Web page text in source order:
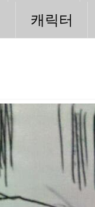
캐릭터